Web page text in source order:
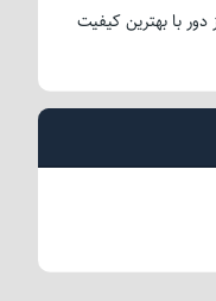
با بهترین کیفیت